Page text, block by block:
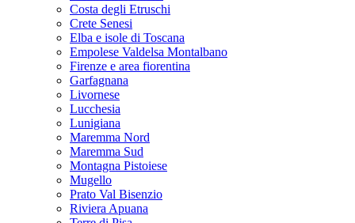
Costa degli Etruschi
Crete Senesi
Elba e isole di Toscana
Empolese Valdelsa Montalbano
Firenze e area fiorentina
Garfagnana
Livornese
Lucchesia
Lunigiana
Maremma Nord
Maremma Sud
Montagna Pistoiese
Mugello
Prato Val Bisenzio
Riviera Apuana